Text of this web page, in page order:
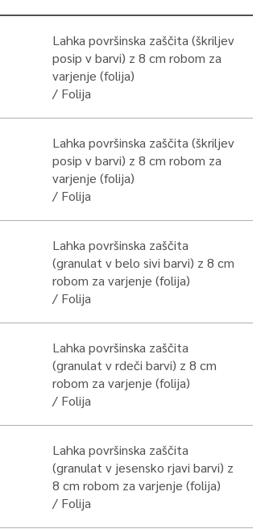
Lahka površinska zaščita (škriljev
posip v barvi) z 8 cm robom za
varjenje (folija)
Folija
Lahka površinska zaščita (škriljev
posip v barvi) z 8 cm robom za
varjenje (folija)
Folija
Lahka površinska zaščita
(granulat v belo sivi barvi) z 8 cm
robom za varjenje (folija)
Folija
Lahka površinska zaščita
(granulat v rdeči barvi) z 8 cm
robom za varjenje (folija)
Folija
Lahka površinska zaščita
(granulat v jesensko rjavi barvi) z
8 cm robom za varjenje (folija)
Folija